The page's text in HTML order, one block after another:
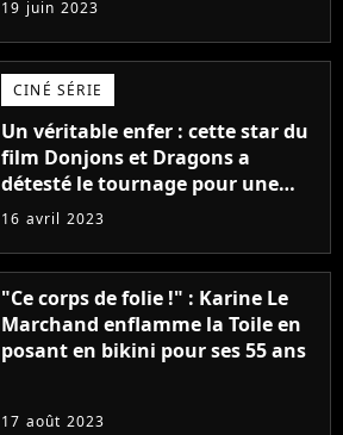
(exclu)
19 juin 2023
CINÉ SÉRIE
Un véritable enfer : cette star du
film Donjons et Dragons a
détesté le tournage pour une
raison très spéciale
16 avril 2023
"Ce corps de folie !" : Karine Le
Marchand enflamme la Toile en
posant en bikini pour ses 55 ans
17 août 2023